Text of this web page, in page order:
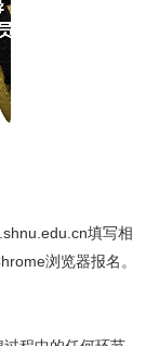
填写相
浏览器报名。